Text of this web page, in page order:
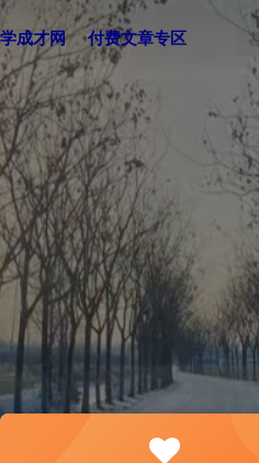
成才网 付费文章专区